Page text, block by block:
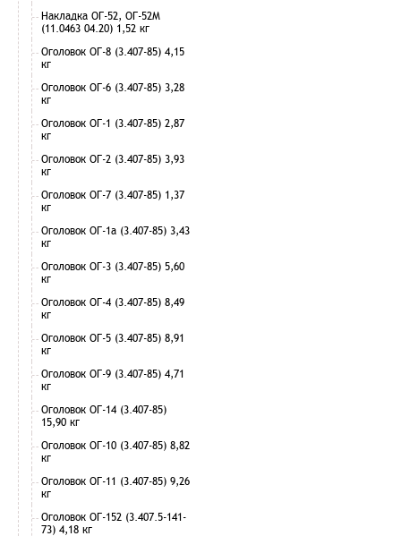
Накладка ОГ-52, ОГ-52М
(11.0463 04.20) 1,52 кг
Оголовок ОГ-8 (3.407-85) 4,15
кг
Оголовок ОГ-6 (3.407-85) 3,28
кг
Оголовок ОГ-1 (3.407-85) 2,87
кг
Оголовок ОГ-2 (3.407-85) 3,93
кг
Оголовок ОГ-7 (3.407-85) 1,37
кг
Оголовок ОГ-1а (3.407-85) 3,43
кг
Оголовок ОГ-3 (3.407-85) 5,60
кг
Оголовок ОГ-4 (3.407-85) 8,49
кг
Оголовок ОГ-5 (3.407-85) 8,91
кг
Оголовок ОГ-9 (3.407-85) 4,71
кг
Оголовок ОГ-14 (3.407-85)
15,90 кг
Оголовок ОГ-10 (3.407-85) 8,82
кг
Оголовок ОГ-11 (3.407-85) 9,26
кг
Оголовок ОГ-152 (3.407.5-141-
73) 4,18 кг